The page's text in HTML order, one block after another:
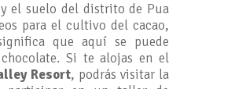
el suelo del distrito de Pua
para el cultivo del cacao,
que aquí se puede
Si te alojas en el
Resort, podrás visitar la